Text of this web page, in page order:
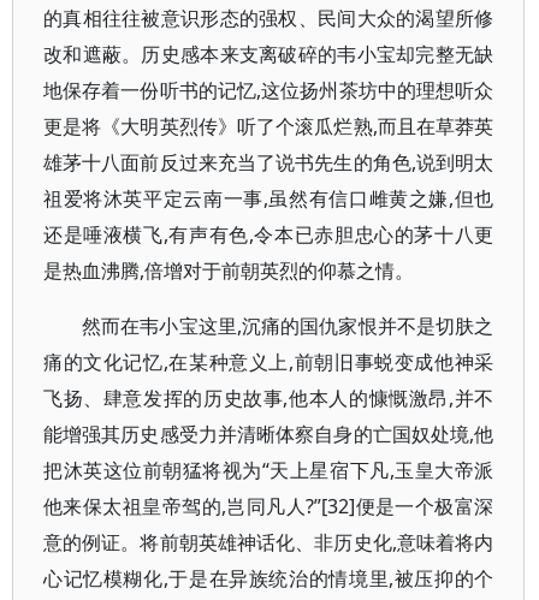
的真相往往被意识形态的强权、民间大众的渴望所修
改和遮蔽。历史感本来支离破碎的韦小宝却完整无缺
地保存着一份听书的记忆,这位扬州茶坊中的理想听众
更是将《大明英烈传》听了个滚瓜烂熟,而且在草莽英
雄茅十八面前反过来充当了说书先生的角色,说到明太
祖爱将沐英平定云南一事,虽然有信口雌黄之嫌,但也
还是唾液横飞,有声有色,令本已赤胆忠心的茅十八更
是热血沸腾,倍增对于前朝英烈的仰慕之情。
然而在韦小宝这里,沉痛的国仇家恨并不是切肤之
痛的文化记忆,在某种意义上,前朝旧事蜕变成他神采
飞扬、肆意发挥的历史故事,他本人的慷慨激昂,并不
能增强其历史感受力并清晰体察自身的亡国奴处境,他
把沐英这位前朝猛将视为“天上星宿下凡,玉皇大帝派
他来保太祖皇帝驾的,岂同凡人?”[32]便是一个极富深
意的例证。将前朝英雄神话化、非历史化,意味着将内
心记忆模糊化,于是在异族统治的情境里,被压抑的个